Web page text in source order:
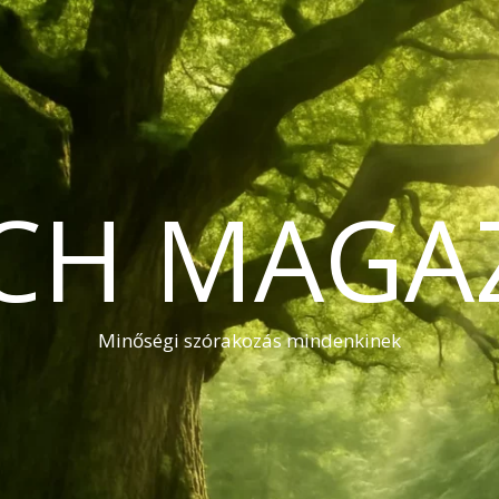
Minőségi szórakozás mindenkinek